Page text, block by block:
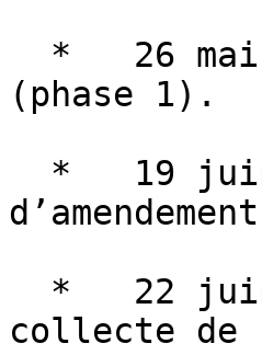
(phase 1).
collecte de